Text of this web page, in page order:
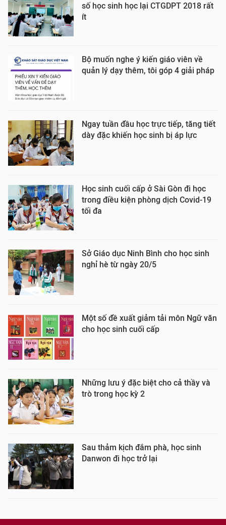
số học sinh học lại CTGDPT 2018 rất
ít
Bộ muốn nghe ý kiến giáo viên về
quản lý dạy thêm, tôi góp 4 giải pháp
Ngay tuần đầu học trực tiếp, tăng tiết
dày đặc khiến học sinh bị áp lực
Học sinh cuối cấp ở Sài Gòn đi học
trong điều kiện phòng dịch Covid-19
tối đa
Sở Giáo dục Ninh Bình cho học sinh
nghỉ hè từ ngày 20/5
Một số đề xuất giảm tải môn Ngữ văn
cho học sinh cuối cấp
Những lưu ý đặc biệt cho cả thầy và
trò trong học kỳ 2
Sau thảm kịch đắm phà, học sinh
Danwon đi học trở lại